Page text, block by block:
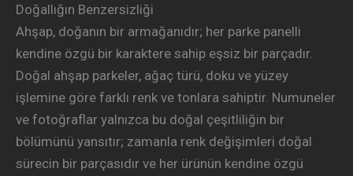
Doğallığın Benzersizliği
Ahşap, doğanın bir armağanıdır; her parke panelli
kendine özgü bir karaktere sahip eşsiz bir parçadır.
Doğal ahşap parkeler, ağaç türü, doku ve yüzey
işlemine göre farklı renk ve tonlara sahiptir. Numuneler
ve fotoğraflar yalnızca bu doğal çeşitliliğin bir
bölümünü yansıtır; zamanla renk değişimleri doğal
sürecin bir parçasıdır ve her ürünün kendine özgü